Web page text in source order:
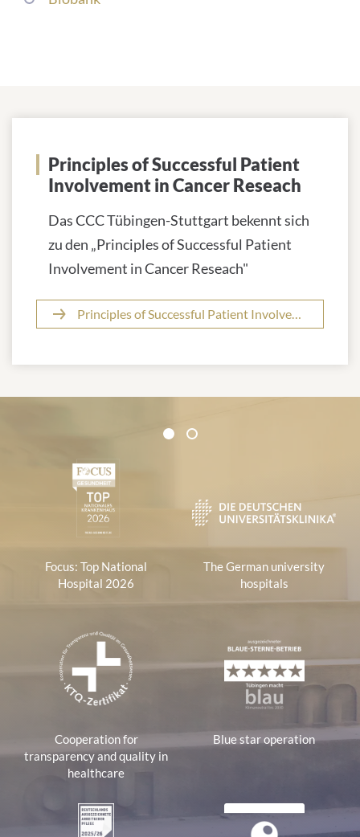
Deutsches Konsortium für
Translationale Krebsforschung
(DKTK)Principles of Successful Patient
Involvement in Cancer Reseach
Das CCC Tübingen-Stuttgart bekennt sich
zu den „Principles of Successful Patient
Involvement in Cancer Reseach"
Principles of Successful Patient Involvement in Cancer Reseach
Certificates and Associations
1 2
Focus: Top National
Hospital 2026
The German university
hospitals
Cooperation for
transparency and quality in
healthcare
Blue star operation